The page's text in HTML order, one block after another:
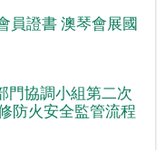
員證書 澳琴會展國
門協調小組第二次
防火安全監管流程